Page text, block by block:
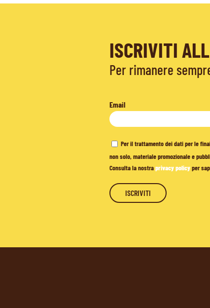
ISCRIVITI
Per rimanere
Email
Per il trattamento dei dati per le
non solo, materiale promozionale e
Consulta la nostraprivacy policyper